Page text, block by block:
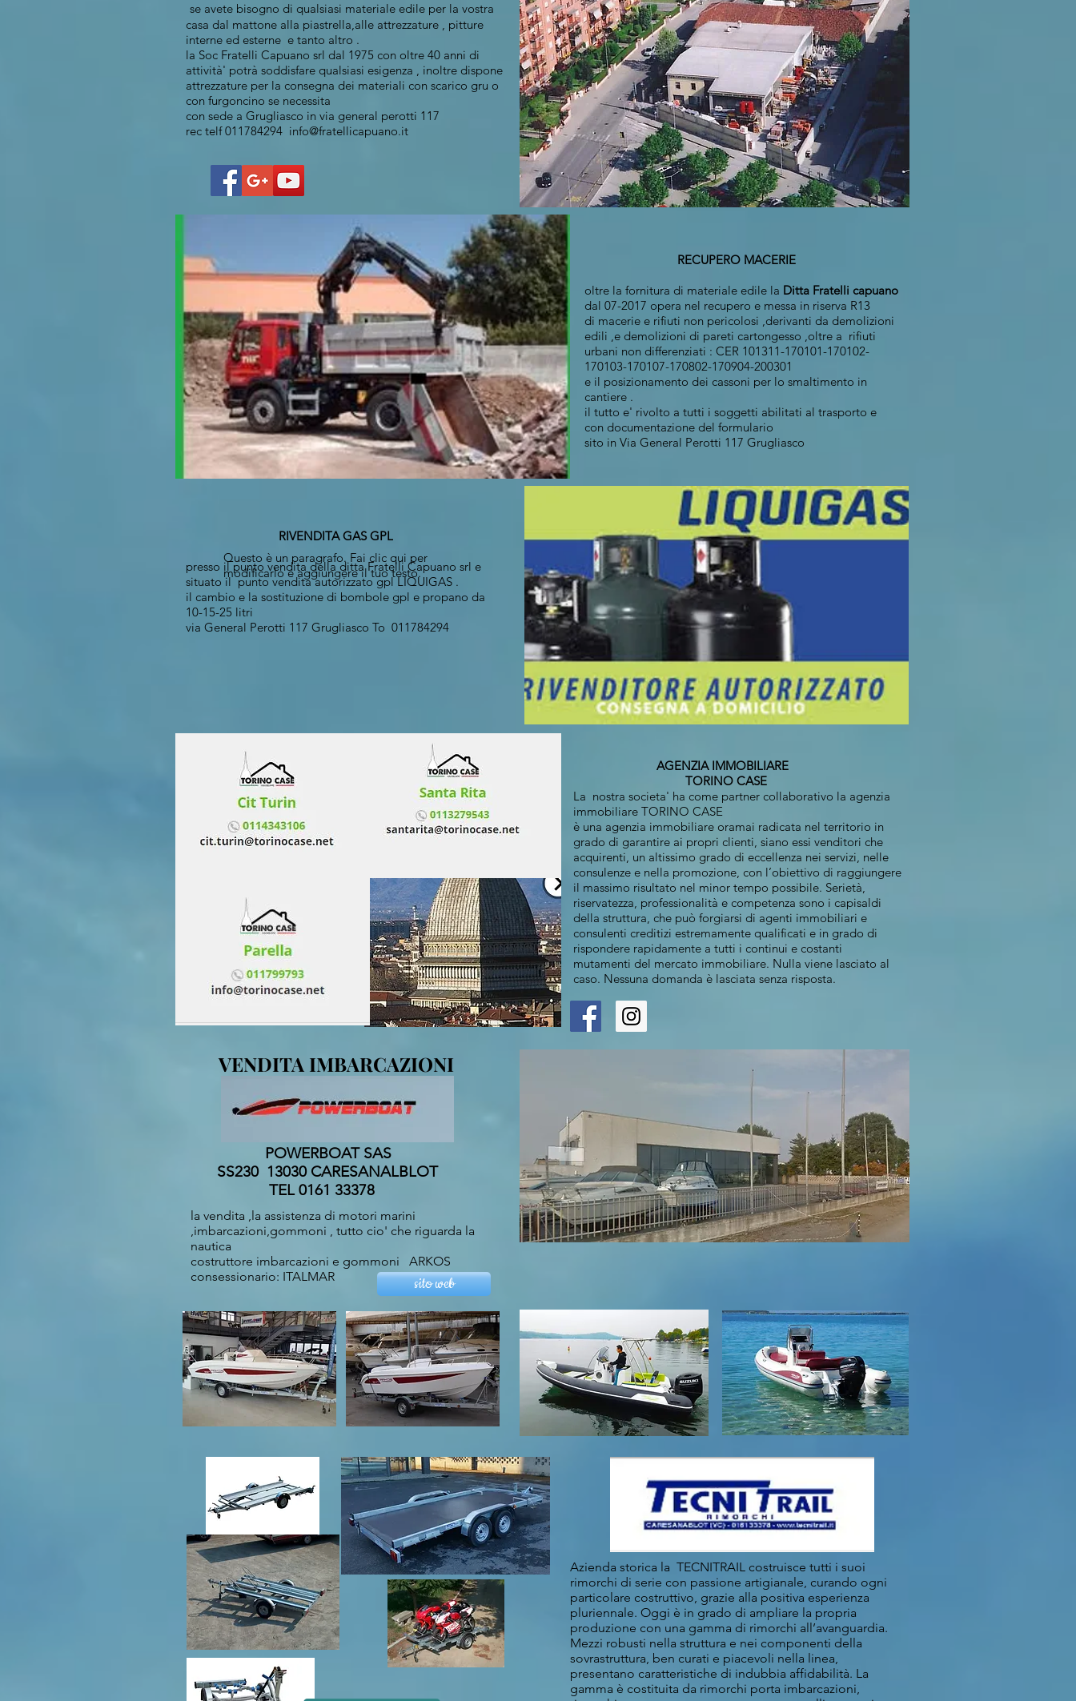
se avete bisogno di qualsiasi materiale edile per la vostra
casa dal mattone alla piastrella,alle attrezzature , pitture
interne ed esterne e tanto altro .
la Soc Fratelli Capuano srl dal 1975 con oltre 40 anni di
attività' potrà soddisfare qualsiasi esigenza , inoltre dispone
attrezzature per la consegna dei materiali con scarico gru o
con furgoncino se necessita
con sede a Grugliasco in via general perotti 117
rec telf 011784294 info@fratellicapuano.it
RECUPERO MACERIE
oltre la fornitura di materiale edile la Ditta Fratelli capuano
dal 07-2017 opera nel recupero e messa in riserva R13
di macerie e rifiuti non pericolosi ,derivanti da demolizioni
edili ,e demolizioni di pareti cartongesso ,oltre a rifiuti
urbani non differenziati : CER 101311-170101-170102-
170103-170107-170802-170904-200301
e il posizionamento dei cassoni per lo smaltimento in
cantiere .
il tutto e' rivolto a tutti i soggetti abilitati al trasporto e
con documentazione del formulario
sito in Via General Perotti 117 Grugliasco
Questo è un paragrafo. Fai clic qui per
modificarlo e aggiungere il tuo testo.
RIVENDITA GAS GPL
presso il punto vendita della ditta Fratelli Capuano srl e
situato il punto vendita autorizzato gpl LIQUIGAS .
il cambio e la sostituzione di bombole gpl e propano da
10-15-25 litri
via General Perotti 117 Grugliasco To 011784294
AGENZIA IMMOBILIARE
TORINO CASE
La nostra societa' ha come partner collaborativo la agenzia
immobiliare TORINO CASE
è una agenzia immobiliare oramai radicata nel territorio in
grado di garantire ai propri clienti, siano essi venditori che
acquirenti, un altissimo grado di eccellenza nei servizi, nelle
consulenze e nella promozione, con l’obiettivo di raggiungere
il massimo risultato nel minor tempo possibile. Serietà,
riservatezza, professionalità e competenza sono i capisaldi
della struttura, che può forgiarsi di agenti immobiliari e
consulenti creditizi estremamente qualificati e in grado di
rispondere rapidamente a tutti i continui e costanti
mutamenti del mercato immobiliare. Nulla viene lasciato al
caso. Nessuna domanda è lasciata senza risposta.
VENDITA IMBARCAZIONI
POWERBOAT SAS
SS230 13030 CARESANALBLOT
TEL 0161 33378
la vendita ,la assistenza di motori marini
,imbarcazioni,gommoni , tutto cio' che riguarda la
nautica
costruttore imbarcazioni e gommoni ARKOS
consessionario: ITALMAR
sito web
Azienda storica la TECNITRAIL costruisce tutti i suoi
rimorchi di serie con passione artigianale, curando ogni
particolare costruttivo, grazie alla positiva esperienza
pluriennale. Oggi è in grado di ampliare la propria
produzione con una gamma di rimorchi all’avanguardia.
Mezzi robusti nella struttura e nei componenti della
sovrastruttura, ben curati e piacevoli nella linea,
presentano caratteristiche di indubbia affidabilità. La
gamma è costituita da rimorchi porta imbarcazioni,